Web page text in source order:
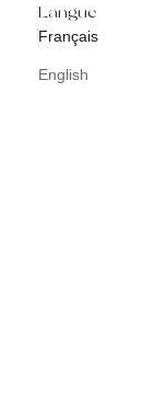
Langue
Français
English